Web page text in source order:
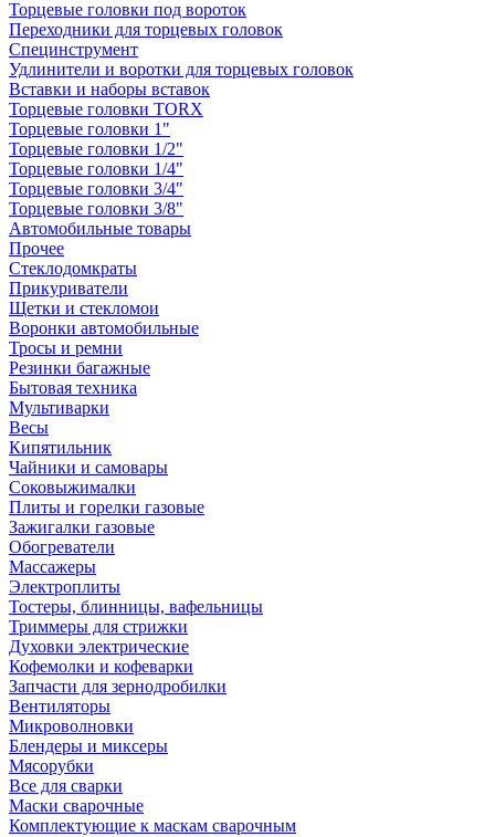
Торцевые головки под вороток
Переходники для торцевых головок
Специнструмент
Удлинители и воротки для торцевых головок
Вставки и наборы вставок
Торцевые головки TORX
Торцевые головки 1"
Торцевые головки 1/2"
Торцевые головки 1/4"
Торцевые головки 3/4"
Торцевые головки 3/8"
Автомобильные товары
Прочее
Стеклодомкраты
Прикуриватели
Щетки и стекломои
Воронки автомобильные
Тросы и ремни
Резинки багажные
Бытовая техника
Мультиварки
Весы
Кипятильник
Чайники и самовары
Соковыжималки
Плиты и горелки газовые
Зажигалки газовые
Обогреватели
Массажеры
Электроплиты
Тостеры, блинницы, вафельницы
Триммеры для стрижки
Духовки электрические
Кофемолки и кофеварки
Запчасти для зернодробилки
Вентиляторы
Микроволновки
Блендеры и миксеры
Мясорубки
Все для сварки
Маски сварочные
Комплектующие к маскам сварочным